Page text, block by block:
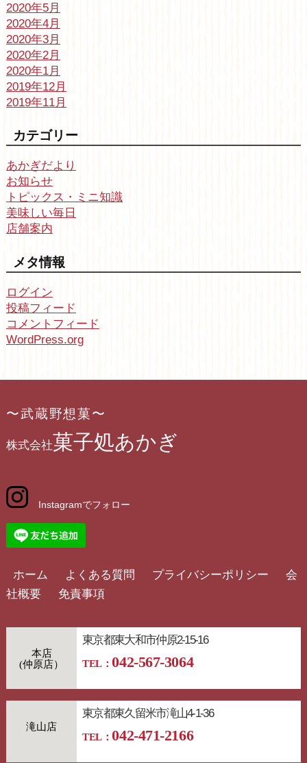
2020年5月
2020年4月
2020年3月
2020年2月
2020年1月
2019年12月
2019年11月
カテゴリー
あかぎだより
お知らせ
トピックス・ミニ知識
美味しい毎日
店舗案内
メタ情報
ログイン
投稿フィード
コメントフィード
WordPress.org
〜武蔵野想菓〜
株式会社菓子処あかぎ
Instagramでフォロー
ホーム よくある質問 プライバシーポリシー
会
社概要
免責事項
本店
東京都東大和市仲原2-15-16
TEL：042-567-3064
滝山店
東京都東久留米市滝山4-1-36
TEL：042-471-2166